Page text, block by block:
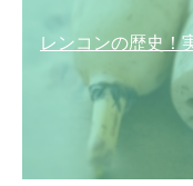
レンコンの歴史！